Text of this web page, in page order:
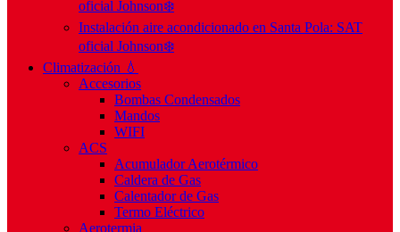
oficial Johnson❄️
Instalación aire acondicionado en Santa Pola: SAT
oficial Johnson❄️
Climatización 💧
Accesorios
Bombas Condensados
Mandos
WIFI
ACS
Acumulador Aerotérmico
Caldera de Gas
Calentador de Gas
Termo Eléctrico
Aerotermia